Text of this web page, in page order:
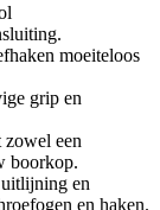
moeiteloos
grip en
een
boorkop.
en
en haken.